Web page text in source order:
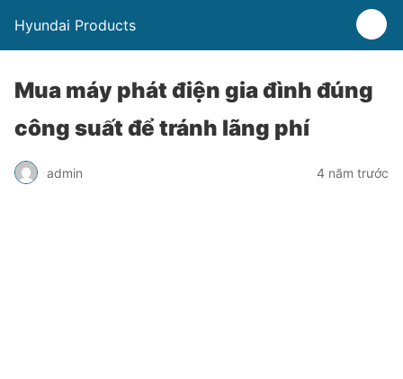
Hyundai Products
Mua máy phát điện gia đình đúng
công suất để tránh lãng phí
admin 4 năm trước